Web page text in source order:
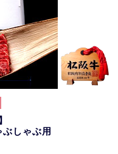
しゃぶ用